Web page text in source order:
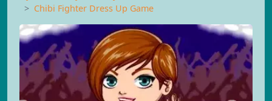
Chibi Fighter Dress Up Game